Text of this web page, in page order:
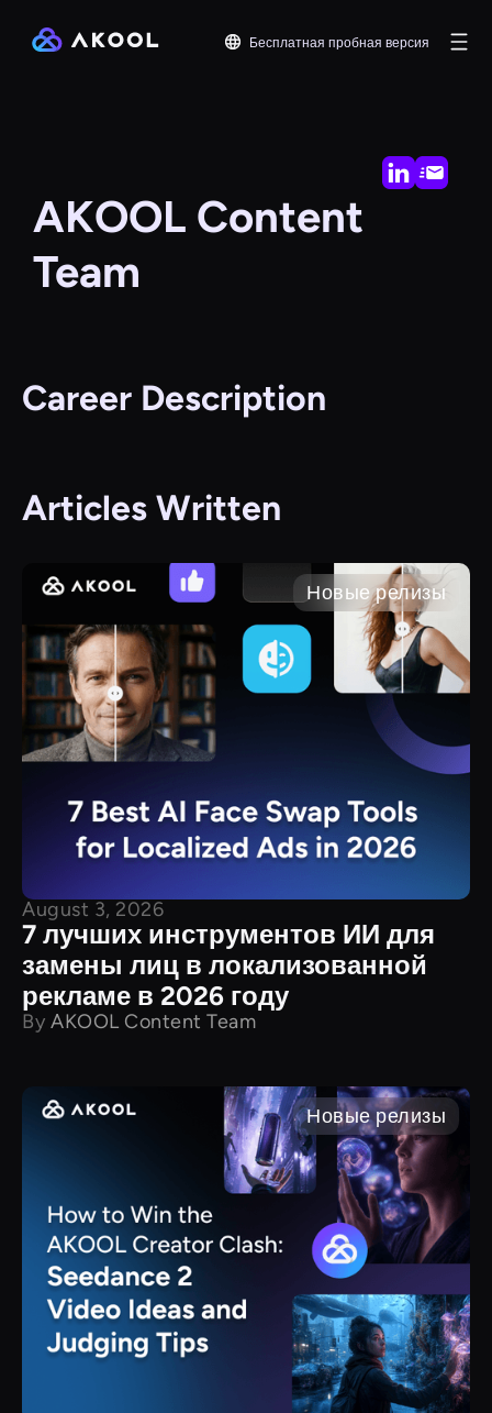
Бесплатная пробная версия
AKOOL Content
Team
Career Description
Articles Written
Новые релизы
August 3, 2026
7 лучших инструментов ИИ для
замены лиц в локализованной
рекламе в 2026 году
By AKOOL Content Team
Новые релизы